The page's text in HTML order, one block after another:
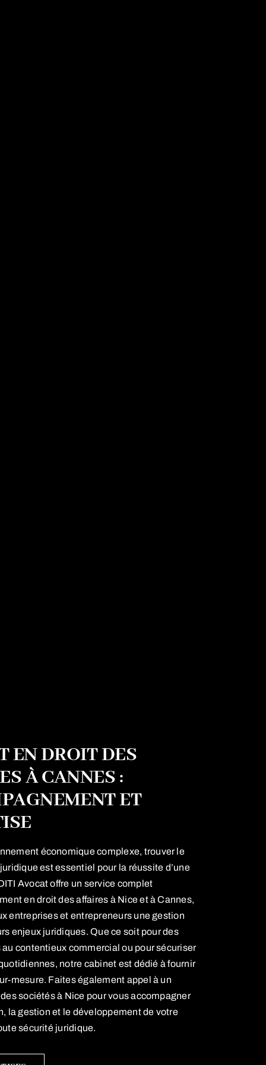
EN DROIT DES
À CANNES :
ET
économique complexe, trouver le
est essentiel pour la réussite d’une
Avocat offre un service complet
endroit des affaires à Niceet à Cannes,
entreprises et entrepreneurs une gestion
enjeux juridiques. Que ce soit pour des
contentieux commercial ou pour sécuriser
notre cabinet est dédié à fournir
mesure. Faites également appel à un
sociétés à Nice pour vous accompagner
la gestion et le développement de votre
sécurité juridique.